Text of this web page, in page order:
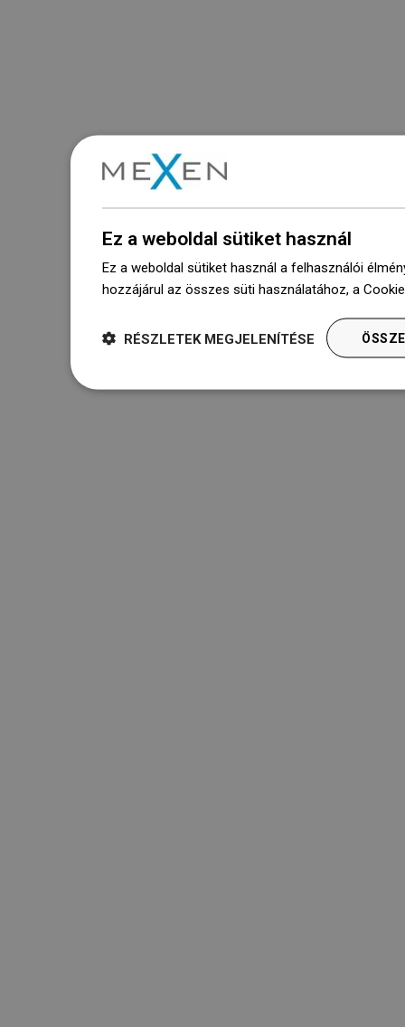
Ez a weboldal sütiket használ
Ez a weboldal sütiket használ a felhasználói
hozzájárul az összes süti használatához, a
RÉSZLETEK MEGJELENÍTÉSE